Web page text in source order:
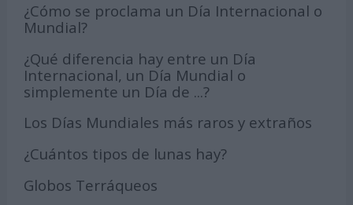
¿Cómo se proclama un Día Internacional o
Mundial?
¿Qué diferencia hay entre un Día
Internacional, un Día Mundial o
simplemente un Día de ...?
Los Días Mundiales más raros y extraños
¿Cuántos tipos de lunas hay?
Globos Terráqueos